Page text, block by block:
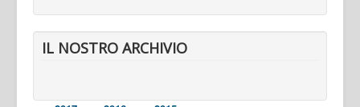
IL NOSTRO ARCHIVIO